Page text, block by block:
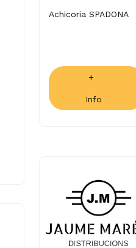
Achicoria SPADONA
+
Info